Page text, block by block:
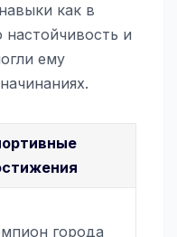
как в
настойчивость и
ему
города